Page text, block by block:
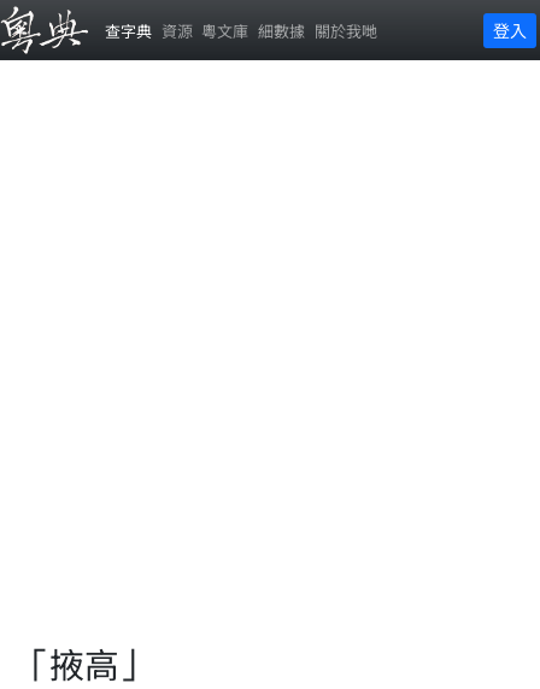
查字典 資源 粵文庫 細數據 關於我哋 登入
「掖高」